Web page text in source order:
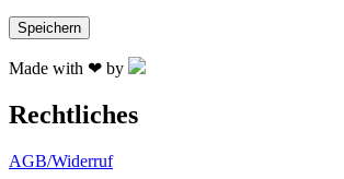
Made with ❤ by
Rechtliches
AGB/Widerruf